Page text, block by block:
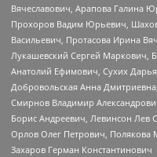
Вячеславович, Арапова Галина
Прохоров Вадим Юрьевич,
Васильевич, Протасова Ирина
Лукашевский Сергей Маркович,
Анатолий Ефимович, Сухих
Добровольская Анна
Смирнов Владимир
Борис Андреевич, Левинсон Лев
Орлов Олег Петрович, Полякова
Захаров Герман Константинович